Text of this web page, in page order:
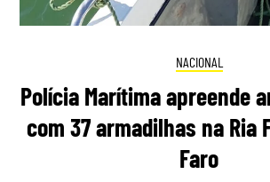
NACIONAL
Polícia Marítima apreende
com 37 armadilhas na Ria
Faro